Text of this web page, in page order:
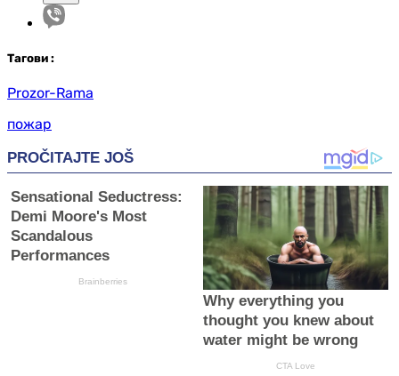
Тагови :
Prozor-Rama
пожар